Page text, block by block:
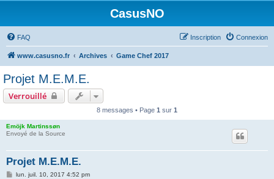
CasusNO
FAQ Connexion
Inscription
www.casusno.fr Archives Game Chef 2017
Projet M.E.M.E.
Verrouillé
8 messages • Page 1 sur 1
Emöjk Martinssøn
Envoyé de la Source
Projet M.E.M.E.
Mlun. juil. 10, 2017 4:52 pm